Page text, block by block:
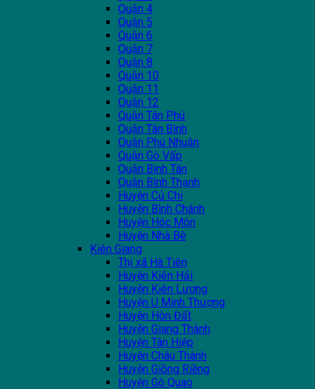
Quận 4
Quận 5
Quận 6
Quận 7
Quận 8
Quận 10
Quận 11
Quận 12
Quận Tân Phú
Quận Tân Bình
Quận Phú Nhuận
Quận Gò Vấp
Quận Bình Tân
Quận Bình Thạnh
Huyện Củ Chi
Huyện Bình Chánh
Huyện Hóc Môn
Huyện Nhà Bè
Kiên Giang
Thị xã Hà Tiên
Huyện Kiên Hải
Huyện Kiên Lương
Huyện U Minh Thượng
Huyện Hòn Đất
Huyện Giang Thành
Huyện Tân Hiệp
Huyện Châu Thành
Huyện Giồng Riềng
Huyện Gò Quao